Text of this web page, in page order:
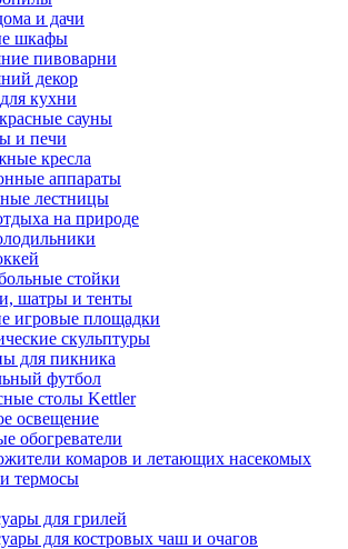
и дачи
шкафы
пивоварни
декор
кухни
сауны
и печи
кресла
аппараты
лестницы
на природе
стойки
шатры и тенты
игровые площадки
скульптуры
для пикника
футбол
столы Kettler
освещение
обогреватели
комаров и летающих насекомых
термосы
для грилей
для костровых чаш и очагов